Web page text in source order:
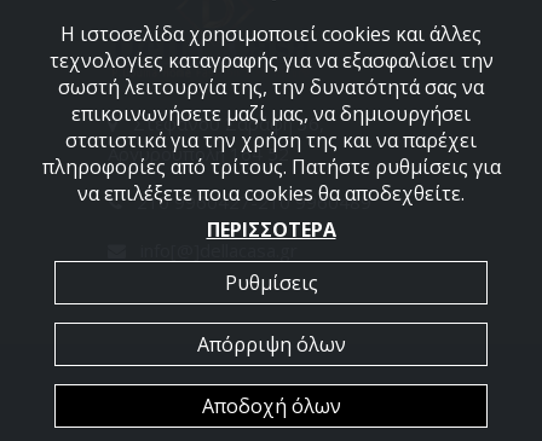
Στεφάνου Σαράφη 36,
Αργυρούπολη 164 52
210 9960427-210 9960489
2026 @ All Rights Reserved - Dellacasa
Η ιστοσελίδα χρησιμοποιεί cookies και άλλες
τεχνολογίες καταγραφής για να εξασφαλίσει την
σωστή λειτουργία της, την δυνατότητά σας να
επικοινωνήσετε μαζί μας, να δημιουργήσει
στατιστικά για την χρήση της και να παρέχει
πληροφορίες από τρίτους. Πατήστε ρυθμίσεις για
να επιλέξετε ποια cookies θα αποδεχθείτε.
ΠΕΡΙΣΣΟΤΕΡΑ
Ρυθμίσεις
Απόρριψη όλων
Αποδοχή όλων